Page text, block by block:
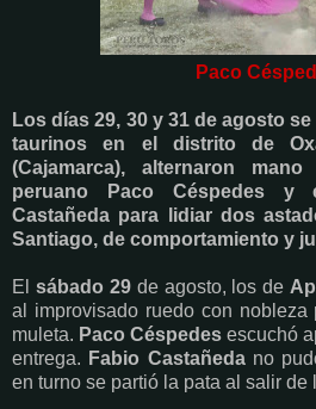
Paco
Los días 29, 30 y 31 de agosto
taurinos en el distrito de
(Cajamarca), alternaron
peruano Paco Céspedes y
Castañeda para lidiar dos
Santiago, de comportamiento y
El sábado 29 de agosto, los de
al improvisado ruedo con nobleza
muleta. Paco Céspedes escuchó
entrega. Fabio Castañedano
en turno se partió la pata al salir de